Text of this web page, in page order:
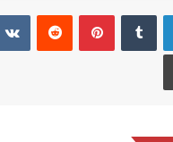
لينكدإن بينتيريست
طباعة